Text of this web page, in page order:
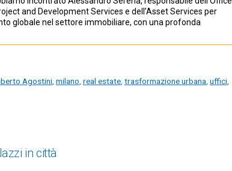
and Development Services e dell’Asset Services per
globale nel settore immobiliare, con una profonda
Agostini, milano, real estate, trasformazione urbana, uffici,
in città